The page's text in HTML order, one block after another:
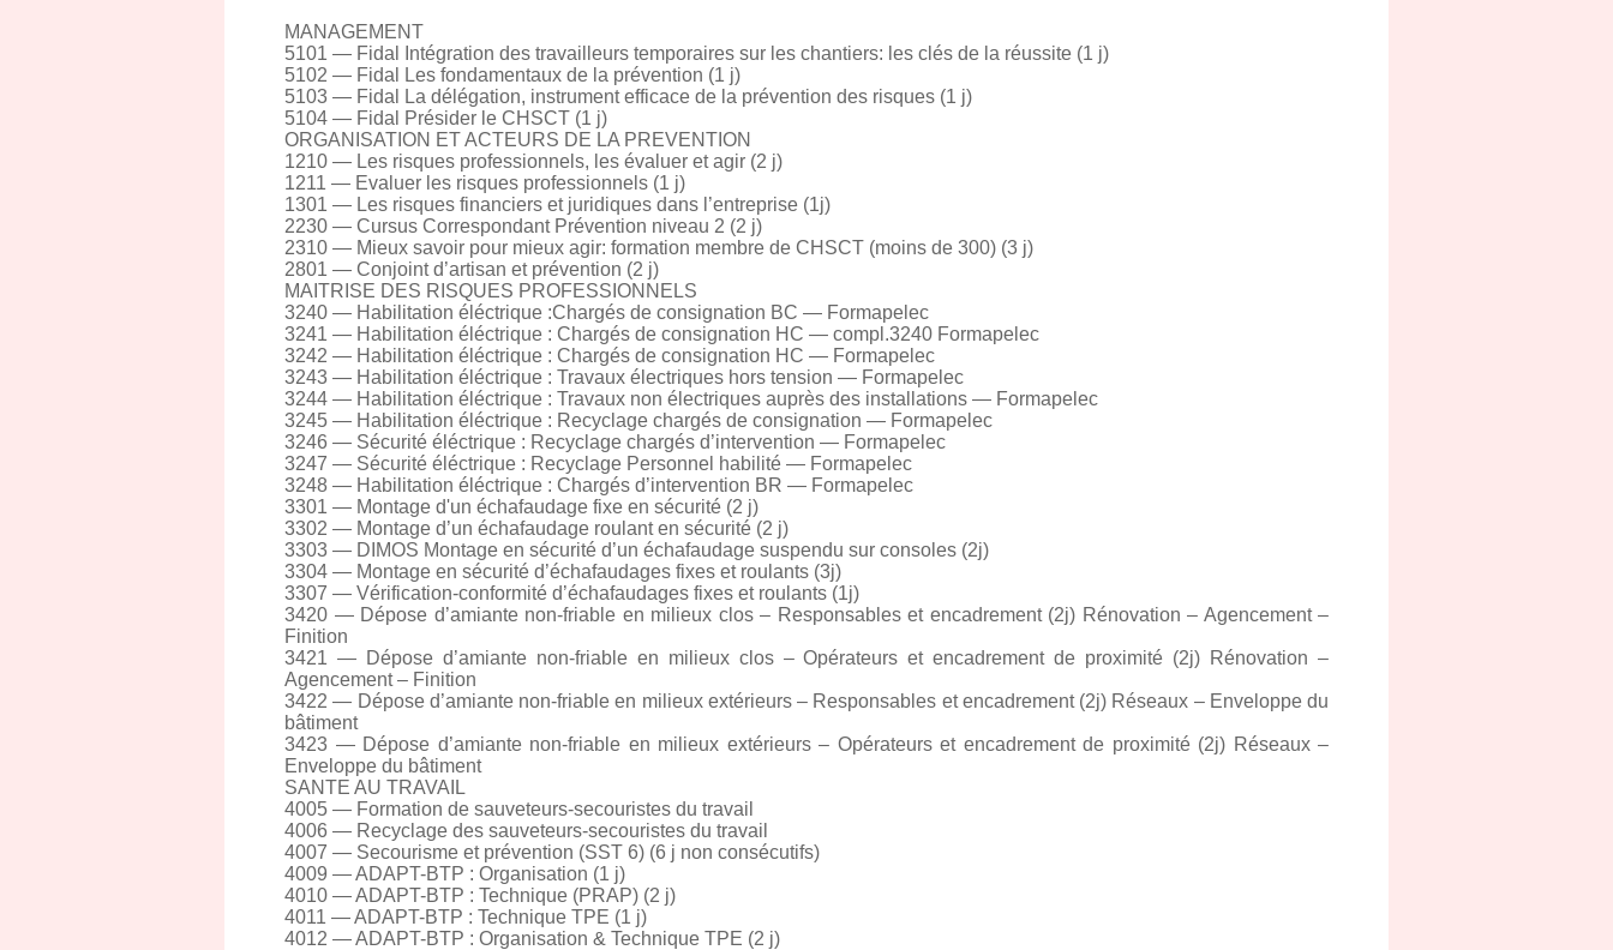
MANAGEMENT
5101 — Fidal Intégration des travailleurs temporaires sur les chantiers: les clés de la réussite (1 j)
5102 — Fidal Les fondamentaux de la prévention (1 j)
5103 — Fidal La délégation, instrument efficace de la prévention des risques (1 j)
5104 — Fidal Présider le CHSCT (1 j)
ORGANISATION ET ACTEURS DE LA PREVENTION
1210 — Les risques professionnels, les évaluer et agir (2 j)
1211 — Evaluer les risques professionnels (1 j)
1301 — Les risques financiers et juridiques dans l’entreprise (1j)
2230 — Cursus Correspondant Prévention niveau 2 (2 j)
2310 — Mieux savoir pour mieux agir: formation membre de CHSCT (moins de 300) (3 j)
2801 — Conjoint d’artisan et prévention (2 j)
MAITRISE DES RISQUES PROFESSIONNELS
3240 — Habilitation éléctrique :Chargés de consignation BC — Formapelec
3241 — Habilitation éléctrique : Chargés de consignation HC — compl.3240 Formapelec
3242 — Habilitation éléctrique : Chargés de consignation HC — Formapelec
3243 — Habilitation éléctrique : Travaux électriques hors tension — Formapelec
3244 — Habilitation éléctrique : Travaux non électriques auprès des installations — Formapelec
3245 — Habilitation éléctrique : Recyclage chargés de consignation — Formapelec
3246 — Sécurité éléctrique : Recyclage chargés d’intervention — Formapelec
3247 — Sécurité éléctrique : Recyclage Personnel habilité — Formapelec
3248 — Habilitation éléctrique : Chargés d’intervention BR — Formapelec
3301 — Montage d'un échafaudage fixe en sécurité (2 j)
3302 — Montage d’un échafaudage roulant en sécurité (2 j)
3303 — DIMOS Montage en sécurité d’un échafaudage suspendu sur consoles (2j)
3304 — Montage en sécurité d’échafaudages fixes et roulants (3j)
3307 — Vérification-conformité d’échafaudages fixes et roulants (1j)
3420 — Dépose d’amiante non-friable en milieux clos – Responsables et encadrement (2j) Rénovation – Agencement –
Finition
3421 — Dépose d’amiante non-friable en milieux clos – Opérateurs et encadrement de proximité (2j) Rénovation –
Agencement – Finition
3422 — Dépose d’amiante non-friable en milieux extérieurs – Responsables et encadrement (2j) Réseaux – Enveloppe du
bâtiment
3423 — Dépose d’amiante non-friable en milieux extérieurs – Opérateurs et encadrement de proximité (2j) Réseaux –
Enveloppe du bâtiment
SANTE AU TRAVAIL
4005 — Formation de sauveteurs-secouristes du travail
4006 — Recyclage des sauveteurs-secouristes du travail
4007 — Secourisme et prévention (SST 6) (6 j non consécutifs)
4009 — ADAPT-BTP : Organisation (1 j)
4010 — ADAPT-BTP : Technique (PRAP) (2 j)
4011 — ADAPT-BTP : Technique TPE (1 j)
4012 — ADAPT-BTP : Organisation & Technique TPE (2 j)